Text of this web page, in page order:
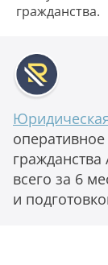
гражданства.
всего за 6
и